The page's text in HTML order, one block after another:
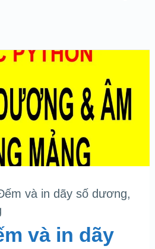
và in dãy số dương,
và in dãy